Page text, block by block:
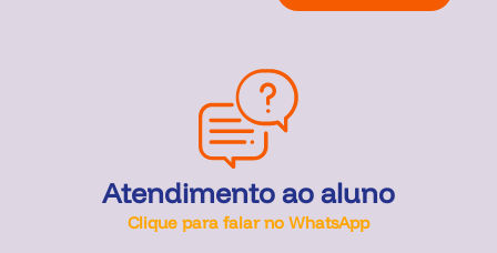
Atendimento ao aluno
Clique para falar no WhatsApp